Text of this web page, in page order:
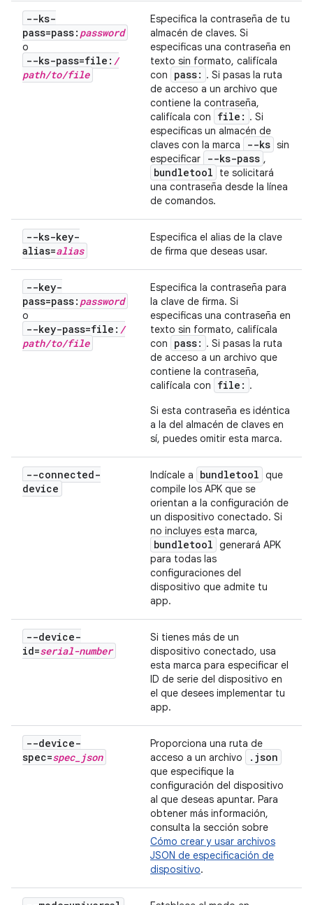
--ks-
pass=pass: password
o
--ks-pass=file: /
path/to/file
Especifica la contraseña de tu
almacén de claves. Si
especificas una contraseña en
texto sin formato, califícala
con
pass: . Si pasas la ruta
de acceso a un archivo que
contiene la contraseña,
califícala con
file: . Si
especificas un almacén de
claves con la marca
--ks sin
especificar
--ks-pass ,
bundletool
te solicitará
una contraseña desde la línea
de comandos.
--ks-key-
alias=alias
Especifica el alias de la clave
de firma que deseas usar.
--key-
pass=pass: password
o
--key-pass=file: /
path/to/file
Especifica la contraseña para
la clave de firma. Si
especificas una contraseña en
texto sin formato, califícala
con
pass: . Si pasas la ruta
de acceso a un archivo que
contiene la contraseña,
califícala con
file: .
Si esta contraseña es idéntica
a la del almacén de claves en
sí, puedes omitir esta marca.
--connected-
device
Indícale a bundletool que
compile los APK que se
orientan a la configuración de
un dispositivo conectado. Si
no incluyes esta marca,
bundletool generará APK
para todas las
configuraciones del
dispositivo que admite tu
app.
--device-
id=serial-number
Si tienes más de un
dispositivo conectado, usa
esta marca para especificar el
ID de serie del dispositivo en
el que desees implementar tu
app.
--device-
spec=spec_ json
Proporciona una ruta de
acceso a un archivo
. json
que especifique la
configuración del dispositivo
al que deseas apuntar. Para
obtener más información,
consulta la sección sobre
Cómo crear y usar archivos
JSON de especificación de
dispositivo.